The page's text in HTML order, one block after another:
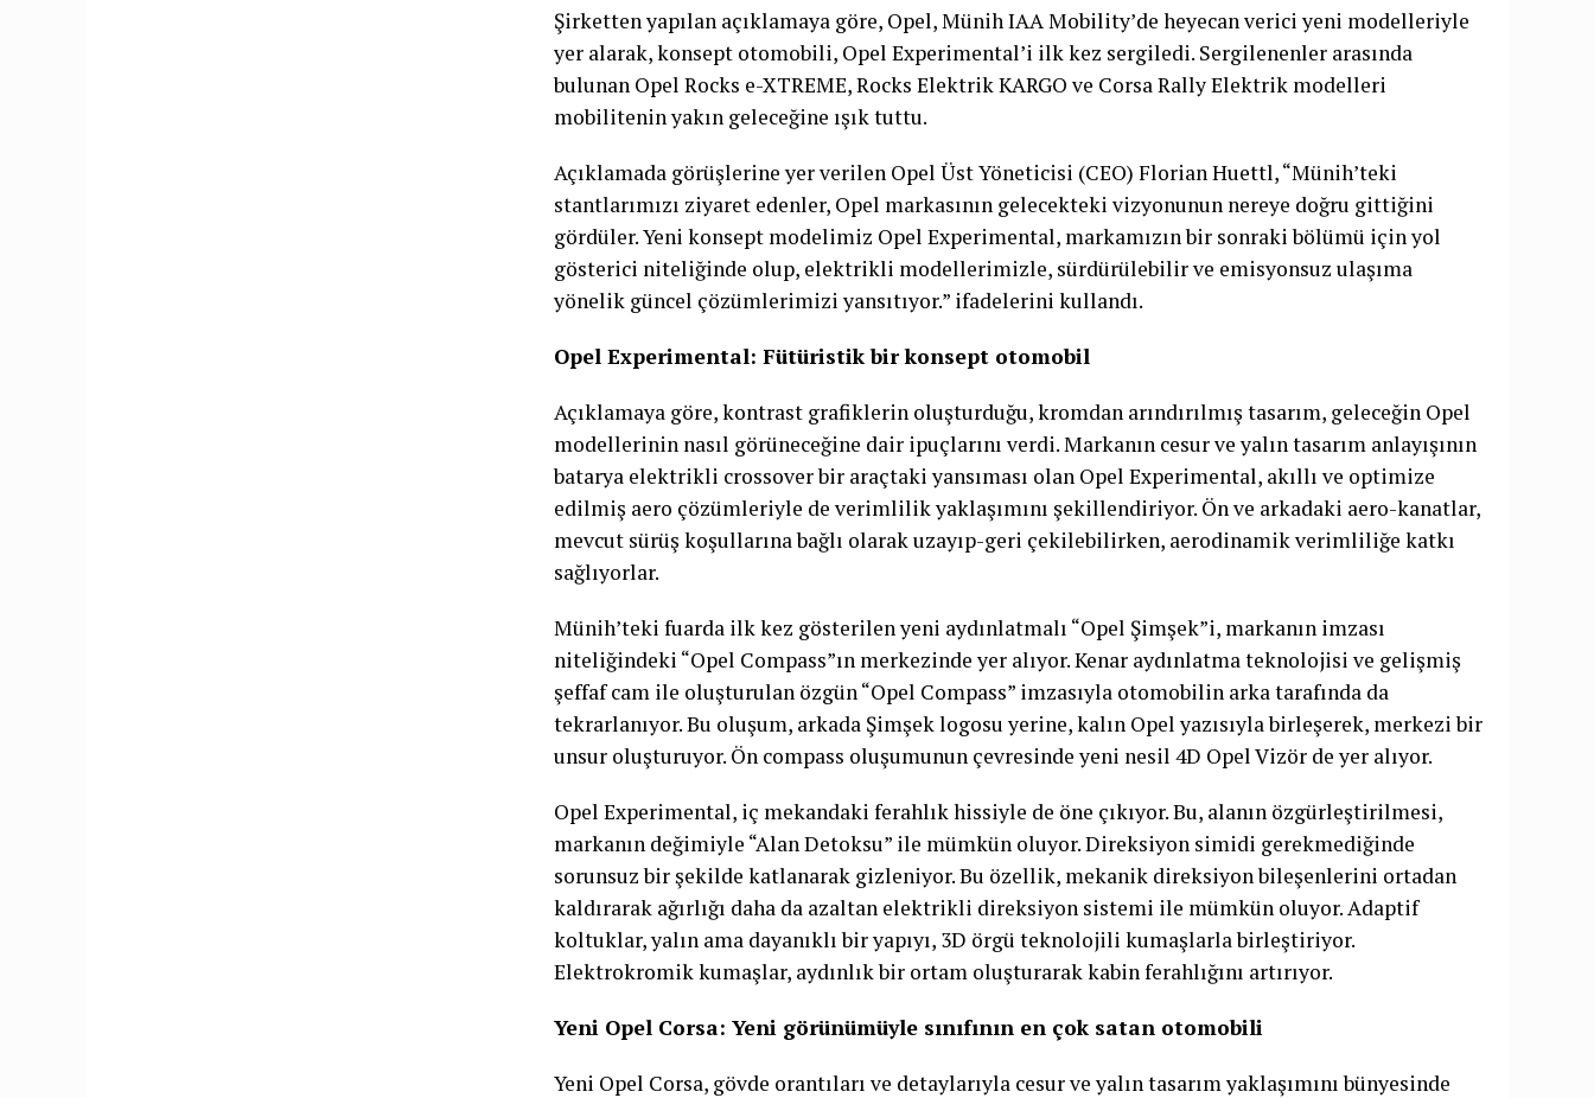
Şirketten yapılan açıklamaya göre, Opel, Münih IAA Mobility’de heyecan verici yeni modelleriyle
yer alarak, konsept otomobili, Opel Experimental’i ilk kez sergiledi. Sergilenenler arasında
bulunan Opel Rocks e-XTREME, Rocks Elektrik KARGO ve Corsa Rally Elektrik modelleri
mobilitenin yakın geleceğine ışık tuttu.
Açıklamada görüşlerine yer verilen Opel Üst Yöneticisi (CEO) Florian Huettl, “Münih’teki
stantlarımızı ziyaret edenler, Opel markasının gelecekteki vizyonunun nereye doğru gittiğini
gördüler. Yeni konsept modelimiz Opel Experimental, markamızın bir sonraki bölümü için yol
gösterici niteliğinde olup, elektrikli modellerimizle, sürdürülebilir ve emisyonsuz ulaşıma
yönelik güncel çözümlerimizi yansıtıyor.” ifadelerini kullandı.
Opel Experimental: Fütüristik bir konsept otomobil
Açıklamaya göre, kontrast grafiklerin oluşturduğu, kromdan arındırılmış tasarım, geleceğin Opel
modellerinin nasıl görüneceğine dair ipuçlarını verdi. Markanın cesur ve yalın tasarım anlayışının
batarya elektrikli crossover bir araçtaki yansıması olan Opel Experimental, akıllı ve optimize
edilmiş aero çözümleriyle de verimlilik yaklaşımını şekillendiriyor. Ön ve arkadaki aero-kanatlar,
mevcut sürüş koşullarına bağlı olarak uzayıp-geri çekilebilirken, aerodinamik verimliliğe katkı
sağlıyorlar.
Münih’teki fuarda ilk kez gösterilen yeni aydınlatmalı “Opel Şimşek”i, markanın imzası
niteliğindeki “Opel Compass”ın merkezinde yer alıyor. Kenar aydınlatma teknolojisi ve gelişmiş
şeffaf cam ile oluşturulan özgün “Opel Compass” imzasıyla otomobilin arka tarafında da
tekrarlanıyor. Bu oluşum, arkada Şimşek logosu yerine, kalın Opel yazısıyla birleşerek, merkezi bir
unsur oluşturuyor. Ön compass oluşumunun çevresinde yeni nesil 4D Opel Vizör de yer alıyor.
Opel Experimental, iç mekandaki ferahlık hissiyle de öne çıkıyor. Bu, alanın özgürleştirilmesi,
markanın değimiyle “Alan Detoksu” ile mümkün oluyor. Direksiyon simidi gerekmediğinde
sorunsuz bir şekilde katlanarak gizleniyor. Bu özellik, mekanik direksiyon bileşenlerini ortadan
kaldırarak ağırlığı daha da azaltan elektrikli direksiyon sistemi ile mümkün oluyor. Adaptif
koltuklar, yalın ama dayanıklı bir yapıyı, 3D örgü teknolojili kumaşlarla birleştiriyor.
Elektrokromik kumaşlar, aydınlık bir ortam oluşturarak kabin ferahlığını artırıyor.
Yeni Opel Corsa: Yeni görünümüyle sınıfının en çok satan otomobili
Yeni Opel Corsa, gövde orantıları ve detaylarıyla cesur ve yalın tasarım yaklaşımını bünyesinde